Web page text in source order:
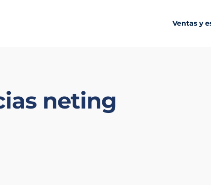
Ventas y
neting